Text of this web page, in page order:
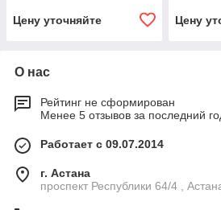
Цену уточняйте Цену
О нас
Рейтинг не сформирован
Менее 5 отзывов за последний
Работает с 09.07.2014
г. Астана
проспект Республики 64/4 ,